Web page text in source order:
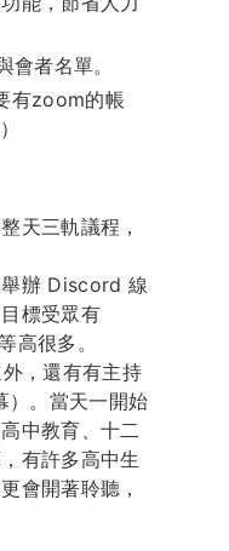
者名單。
有zoom的帳
天三軌議程，
辦 Discord 線
標受眾有
很多。
，還有有主持
。當天一開始
中教育、十二
有許多高中生
會開著聆聽，